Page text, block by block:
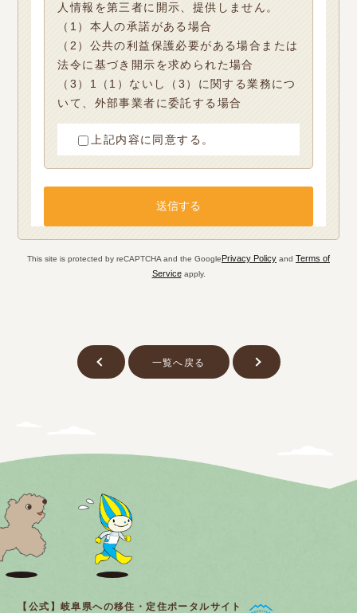
人情報を第三者に開示、提供しません。
（1）本人の承諾がある場合
（2）公共の利益保護必要がある場合または
法令に基づき開示を求められた場合
（3）1（1）ないし（3）に関する業務につ
いて、外部事業者に委託する場合
上記内容に同意する。
This site is protected by reCAPTCHA and the Google Privacy Policy and Terms of
Serviceapply.
一覧へ戻る
【公式】岐阜県への移住・定住ポータルサイト